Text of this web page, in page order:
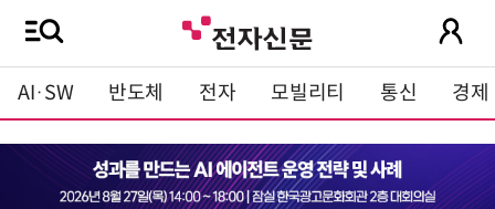
AI·SW 반도체 전자 모빌리티 통신 경제